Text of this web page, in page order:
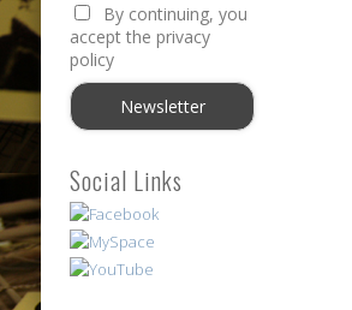
By continuing, you
accept the privacy
policy
Social Links